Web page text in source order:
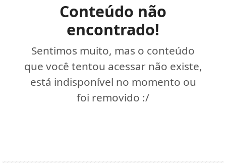
Conteúdo não
encontrado!
Sentimos muito, mas o conteúdo
que você tentou acessar não existe,
está indisponível no momento ou
foi removido :/